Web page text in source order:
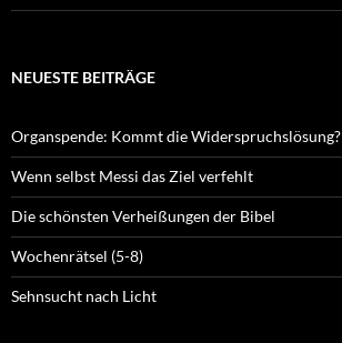
NEUESTE BEITRÄGE
Organspende: Kommt die Widerspruchslösung?
Wenn selbst Messi das Ziel verfehlt
Die schönsten Verheißungen der Bibel
Wochenrätsel (5-8)
Sehnsucht nach Licht